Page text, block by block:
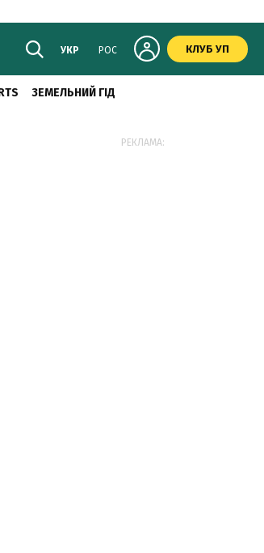
УКР РОС КЛУБ УП
ЗЕМЕЛЬНИЙ ГІД
РЕКЛАМА: